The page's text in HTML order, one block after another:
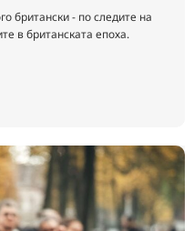
британски - по следите на
в британската епоха.